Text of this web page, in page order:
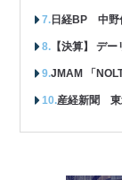
日経BP 中野
【決算】 デ
JMAM 「
産経新聞 東